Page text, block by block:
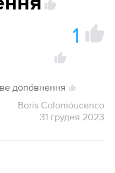
1
допо́внення
Boris Colomóucenco
31 грудня 2023